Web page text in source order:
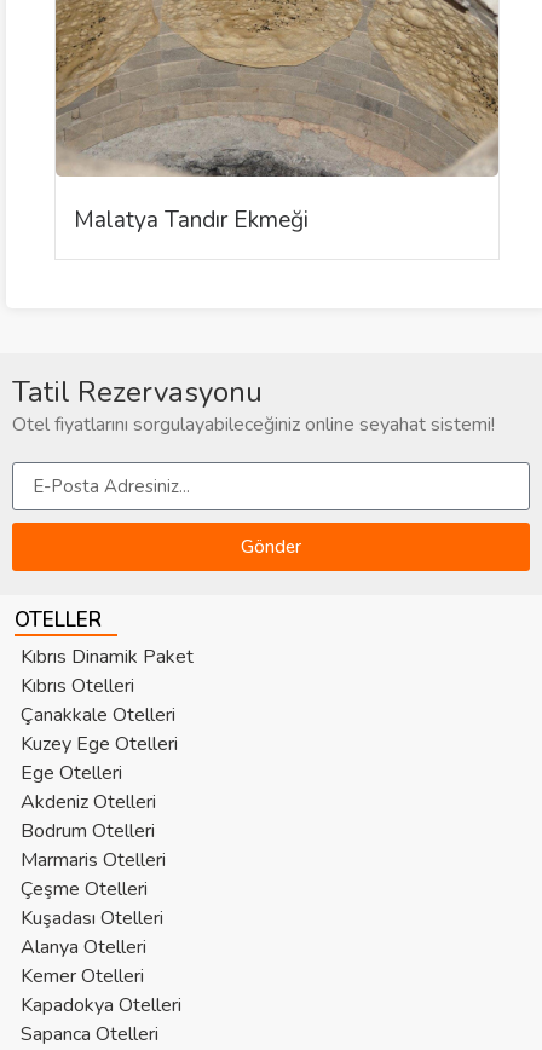
Malatya Tandır Ekmeği
Tatil Rezervasyonu
Otel fiyatlarını sorgulayabileceğiniz online seyahat sistemi!
Gönder
OTELLER
Kıbrıs Dinamik Paket
Kıbrıs Otelleri
Çanakkale Otelleri
Kuzey Ege Otelleri
Ege Otelleri
Akdeniz Otelleri
Bodrum Otelleri
Marmaris Otelleri
Çeşme Otelleri
Kuşadası Otelleri
Alanya Otelleri
Kemer Otelleri
Kapadokya Otelleri
Sapanca Otelleri